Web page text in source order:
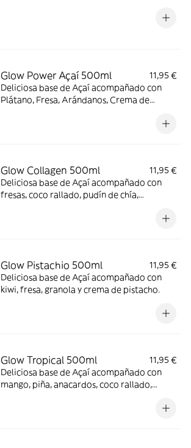
Glow Power Açaí 500ml
11,95 €
Deliciosa base de Açaí acompañado con
Plátano, Fresa, Arándanos, Crema de
Glow Collagen 500ml
11,95 €
Deliciosa base de Açaí acompañado con
fresas, coco rallado, pudín de chía,
Glow Pistachio 500ml
11,95 €
Deliciosa base de Açaí acompañado con
kiwi, fresa, granola y crema de pistacho.
Glow Tropical 500ml
11,95 €
Deliciosa base de Açaí acompañado con
mango, piña, anacardos, coco rallado,